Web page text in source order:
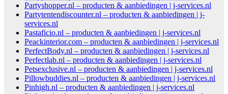
Partyshopper.nl – producten & aanbiedingen | j-services.nl
Partytentendiscounter.nl – producten & aanbiedingen | j-
services.nl
Pastaficio.nl – producten & aanbiedingen | j-services.nl
Peackinterior.com – producten & aanbiedingen | j-services.nl
PerfectBody.nl – producten & aanbiedingen | j-services.nl
Perfectlab.nl – producten & aanbiedingen | j-services.nl
Petsexclusive.nl – producten & aanbiedingen | j-services.nl
Pillowbuddies.nl – producten & aanbiedingen | j-services.nl
Pinhigh.nl – producten & aanbiedingen | j-services.nl